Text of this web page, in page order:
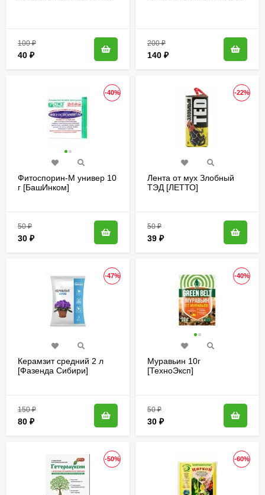
100₽
40 ₽
200₽
140 ₽
-40%
Фитоспорин-М универ 10
г [БашИнком]
50₽
30 ₽
-22%
Лента от мух Злобный
ТЭД [ЛЕТТО]
50₽
39 ₽
-47%
Керамзит средний 2 л
[Фазенда Сибири]
150₽
80 ₽
-40%
Муравьин 10г
[ТехноЭксп]
50₽
30 ₽
-50% -60%